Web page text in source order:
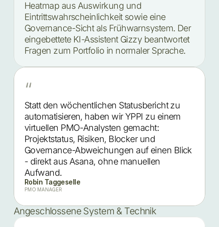
Heatmap aus Auswirkung und
Eintrittswahrscheinlichkeit sowie eine
Governance-Sicht als Frühwarnsystem. Der
eingebettete KI-Assistent Gizzy beantwortet
Fragen zum Portfolio in normaler Sprache.
“
Statt den wöchentlichen Statusbericht zu
automatisieren, haben wir YPPI zu einem
virtuellen PMO-Analysten gemacht:
Projektstatus, Risiken, Blocker und
Governance-Abweichungen auf einen Blick
- direkt aus Asana, ohne manuellen
Aufwand.
Robin Taggeselle
PMO MANAGER
Angeschlossene System & Technik